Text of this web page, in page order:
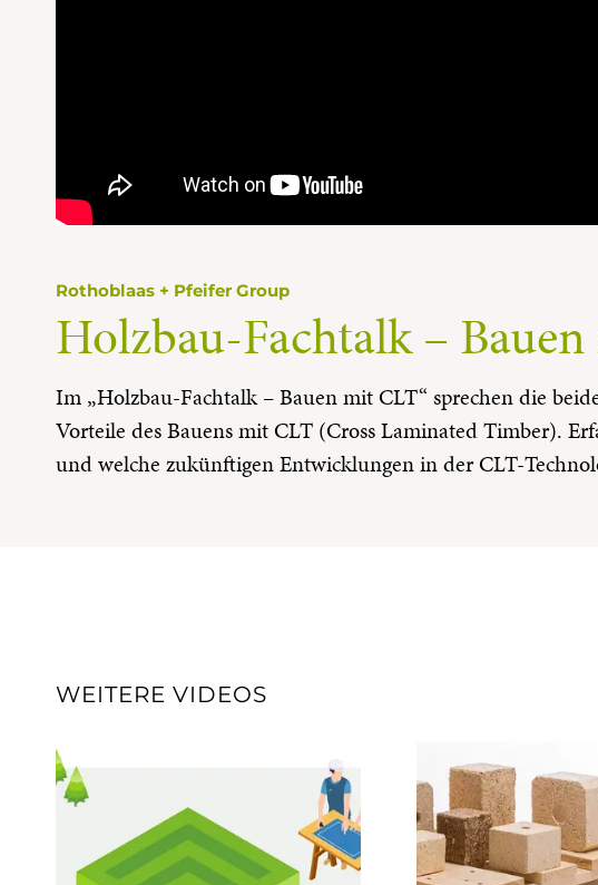
Rothoblaas + Pfeifer Group
Holzbau-Fachtalk –
Im „Holzbau-Fachtalk – Bauen mit CLT“ sprechen die
Vorteile des Bauens mit CLT (Cross Laminated Timber).
und welche zukünftigen Entwicklungen in der CLT-
WEITERE VIDEOS